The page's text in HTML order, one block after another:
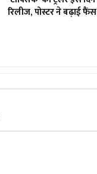
रिलीज, पोस्टर ने बढ़ाई